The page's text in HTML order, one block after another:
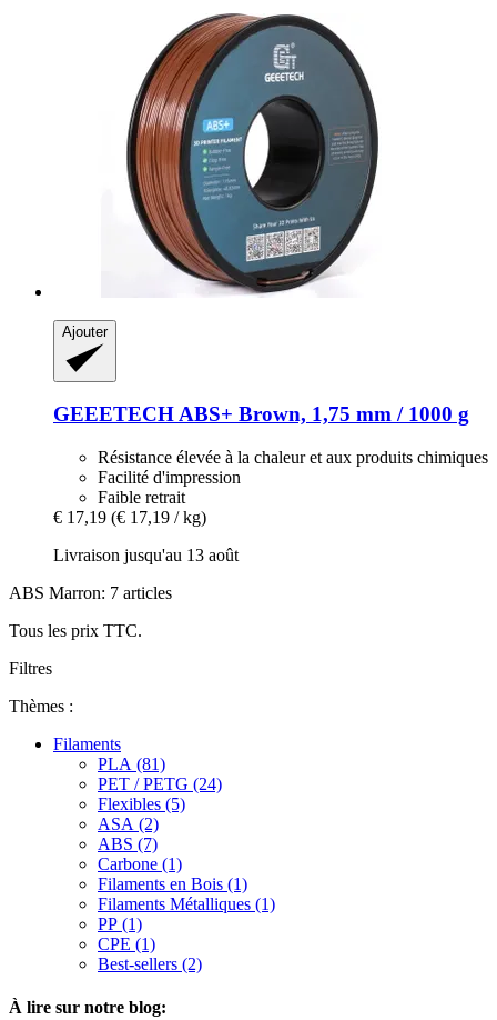
Ajouter
GEEETECHABS+ Brown, 1,75 mm / 1000 g
Résistance élevée à la chaleur et aux produits chimiques
Facilité d'impression
Faible retrait
€ 17,19 (€ 17,19 / kg)
Livraison jusqu'au 13 août
ABS Marron: 7 articles
Tous les prix TTC.
Filtres
Thèmes :
Filaments
PLA (81)
PET / PETG (24)
Flexibles (5)
ASA (2)
ABS (7)
Carbone (1)
Filaments en Bois (1)
Filaments Métalliques (1)
PP (1)
CPE (1)
Best-sellers (2)
À lire sur notre blog: